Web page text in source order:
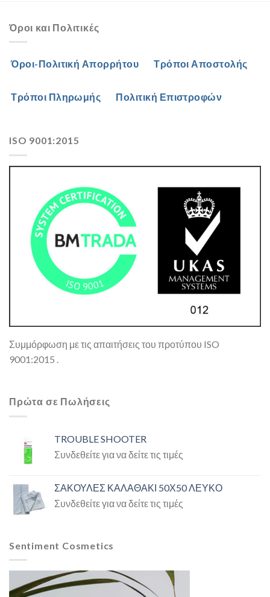
Όροι και Πολιτικές
Όροι-Πολιτική Απορρήτου Τρόποι Αποστολής
Τρόποι Πληρωμής Πολιτική Επιστροφών
ISO 9001:2015
Συμμόρφωση με τις απαιτήσεις του προτύπου ISO
9001:2015 .
Πρώτα σε Πωλήσεις
TROUBLE SHOOTER
Συνδεθείτε για να δείτε τις τιμές
ΣΑΚΟΥΛΕΣ ΚΑΛΑΘΑΚΙ 50Χ50 ΛΕΥΚΟ
Συνδεθείτε για να δείτε τις τιμές
Sentiment Cosmetics